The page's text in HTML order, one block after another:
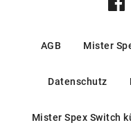
AGB Mister
Datenschutz
Mister Spex Switch